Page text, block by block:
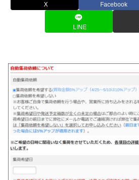
X Facebook
LINE